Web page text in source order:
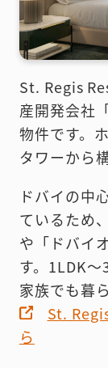
St. Regis
産開発会社
物件です。
タワーから
ドバイの中
ているため
や「ドバイ
す。1LDK
家族でも暮
St.
ら